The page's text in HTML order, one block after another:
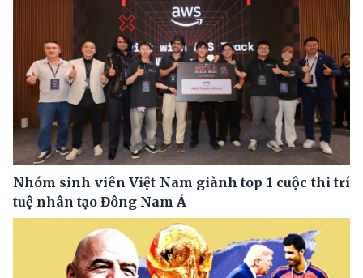
Nhóm sinh viên Việt Nam giành top 1 cuộc thi trí
tuệ nhân tạo Đông Nam Á